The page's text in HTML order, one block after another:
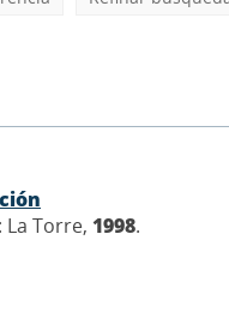
La Torre, 1998.